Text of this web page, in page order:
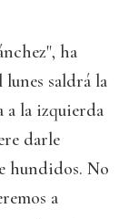
ha
saldrá la
a la izquierda
darle
hundidos. No
a